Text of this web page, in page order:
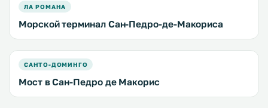
ЛА РОМАНА
Морской терминал Сан-Педро-де-Макориса
САНТО-ДОМИНГО
Мост в Сан-Педро де Макорис